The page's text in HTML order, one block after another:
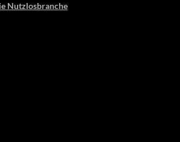
Nutzlosbranche